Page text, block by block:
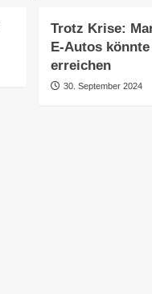
Trotz Krise:
E-Autos
erreichen
30. September 2024